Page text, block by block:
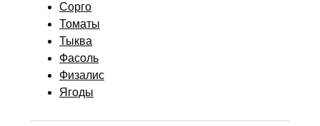
Сорго
Томаты
Тыква
Фасоль
Физалис
Ягоды